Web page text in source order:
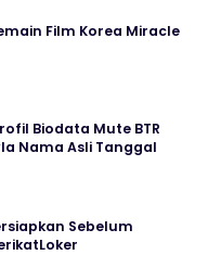
Film Korea Miracle
Biodata Mute BTR
Nama Asli Tanggal
Sebelum